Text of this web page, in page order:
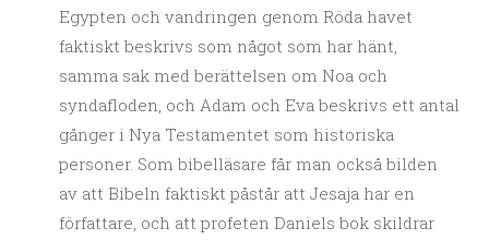
Egypten och vandringen genom Röda havet
faktiskt beskrivs som något som har hänt,
samma sak med berättelsen om Noa och
syndafloden, och Adam och Eva beskrivs ett antal
gånger i Nya Testamentet som historiska
personer. Som bibelläsare får man också bilden
av att Bibeln faktiskt påstår att Jesaja har en
författare, och att profeten Daniels bok skildrar